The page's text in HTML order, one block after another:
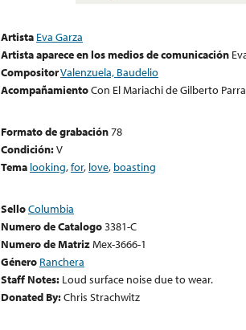
Artista Eva Garza
Artista aparece en los medios de comunicación
CompositorValenzuela, Baudelio
AcompañamientoCon El Mariachi de Gilberto Parra
Formato de grabación78
Condición:V
Tema looking,for, love, boasting
SelloColumbia
Numero de Catalogo3381-C
Numero de MatrizMex-3666-1
Género Ranchera
Staff Notes: Loud surface noise due to wear.
Donated By:Chris Strachwitz